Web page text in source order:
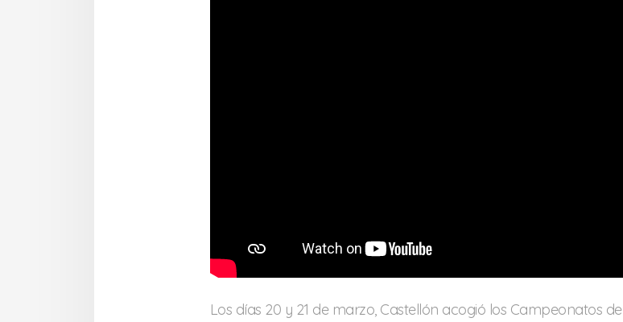
Los días 20 y 21 de marzo, Castellón acogió los Campeonatos de